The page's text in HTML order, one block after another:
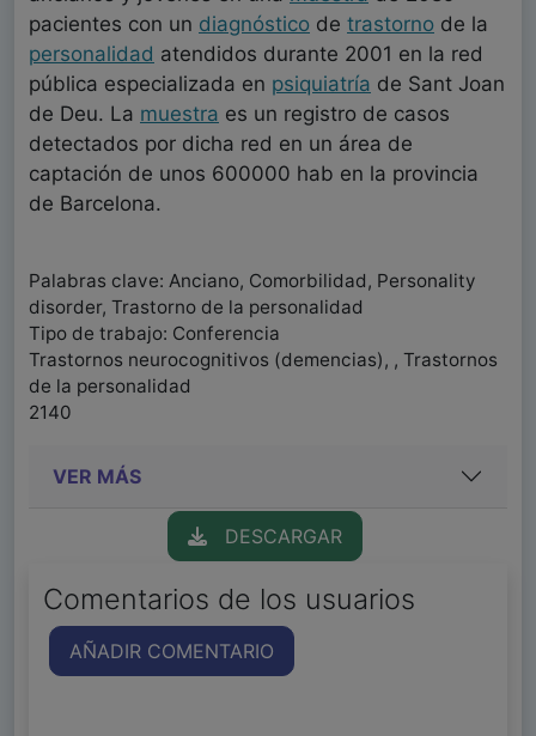
pacientes con un diagnóstico de trastorno de la
personalidad atendidos durante 2001 en la red
pública especializada en psiquiatría de Sant Joan
de Deu. La muestra es un registro de casos
detectados por dicha red en un área de
captación de unos 600000 hab en la provincia
de Barcelona.
Palabras clave: Anciano, Comorbilidad, Personality
disorder, Trastorno de la personalidad
Tipo de trabajo: Conferencia
Trastornos neurocognitivos (demencias), , Trastornos
de la personalidad
2140
VER MÁS
DESCARGAR
Comentarios de los usuarios
AÑADIR COMENTARIO